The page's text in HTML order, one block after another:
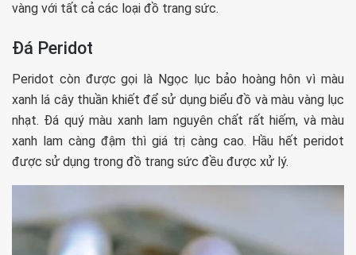
vàng với tất cả các loại đồ trang sức.
Đá Peridot
Peridot còn được gọi là Ngọc lục bảo hoàng hôn vì màu
xanh lá cây thuần khiết để sử dụng biểu đồ và màu vàng lục
nhạt. Đá quý màu xanh lam nguyên chất rất hiếm, và màu
xanh lam càng đậm thì giá trị càng cao. Hầu hết peridot
được sử dụng trong đồ trang sức đều được xử lý.